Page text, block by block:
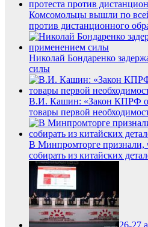
Комсомольцы вышли по
против дистанционного
Николай Бондаренко
силы
В.И. Кашин: «Закон КПРФ о
товары первой
В Минпромторге признали,
собирать из китайских
26-27